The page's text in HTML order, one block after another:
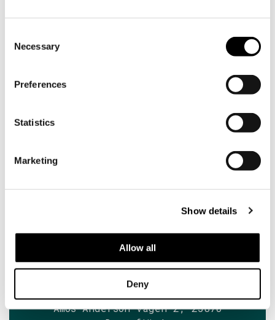
Selection
Necessary
Preferences
Statistics
Marketing
Show details
Allow all
Deny
Prenumerera på Söderlångviks
Söderlångvik
Besöksadress:
Amos Anderson vägen 2, 25870